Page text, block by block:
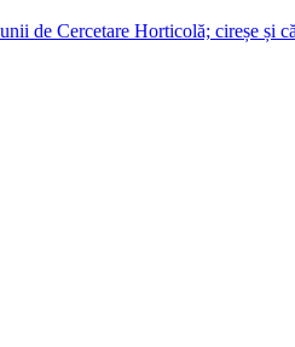
de Cercetare Horticolă; cireșe și